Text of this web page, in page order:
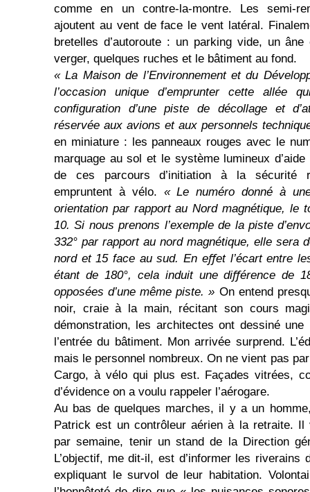
comme en un contre-la-montre. Les semi-
ajoutent au vent de face le vent latéral.
bretelles d’auto­route : un parking vide, un
verger, quelques ruches et le bâtiment au fond.
« La Maison de l’Environnement et du
l’occasion unique d’emprunter cette allée
conﬁguration d’une piste de décollage et
réservée aux avions et aux personnels
en miniature : les panneaux rouges avec le
marquage au sol et le système lumineux
de ces parcours d’initiation à la sécurité
empruntent à vélo. « Le numéro donné à
orientation par rapport au Nord magnétique, le
10. Si nous prenons l’exemple de la piste
332° par rapport au nord magnétique, elle sera
nord et 15 face au sud. En eﬀet l’écart entre
étant de 180°, cela induit une diﬀérence de
opposées d’une même piste. » On entend
noir, craie à la main, récitant son cours
démonstration, les architectes ont dessiné une
l’entrée du bâtiment. Mon arrivée surprend.
mais le personnel nombreux. On ne vient pas
Cargo, à vélo qui plus est. Façades vitrées,
d’évi­­dence on a voulu rappeler l’aérogare.
Au bas de quelques marches, il y a un
Patrick est un contrôleur aérien à la retraite. Il
par semaine, tenir un stand de la Direction
L’objectif, me dit-il, est d’informer les riverains
expliquant le survol de leur habitation.